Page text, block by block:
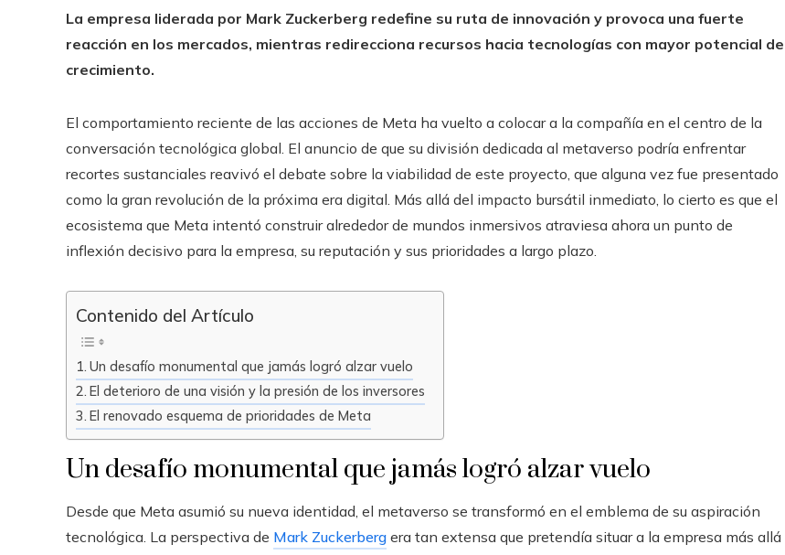
La empresa liderada por Mark Zuckerberg redefine su ruta de innovación y provoca una fuerte
reacción en los mercados, mientras redirecciona recursos hacia tecnologías con mayor potencial de
crecimiento.
El comportamiento reciente de las acciones de Meta ha vuelto a colocar a la compañía en el centro de la
conversación tecnológica global. El anuncio de que su división dedicada al metaverso podría enfrentar
recortes sustanciales reavivó el debate sobre la viabilidad de este proyecto, que alguna vez fue presentado
como la gran revolución de la próxima era digital. Más allá del impacto bursátil inmediato, lo cierto es que el
ecosistema que Meta intentó construir alrededor de mundos inmersivos atraviesa ahora un punto de
inflexión decisivo para la empresa, su reputación y sus prioridades a largo plazo.
Contenido del Artículo
Un desafío monumental que jamás logró alzar vuelo
El deterioro de una visión y la presión de los inversores
El renovado esquema de prioridades de Meta
Un desafío monumental que jamás logró alzar vuelo
Desde que Meta asumió su nueva identidad, el metaverso se transformó en el emblema de su aspiración
tecnológica. La perspectiva de Mark Zuckerberg era tan extensa que pretendía situar a la empresa más allá